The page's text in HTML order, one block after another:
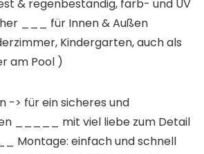
& regenbeständig, farb- und UV
___ für Innen & Außen
Kindergarten, auch als
am Pool )
-> für ein sicheres und
_____ mit viel liebe zum Detail
Montage: einfach und schnell